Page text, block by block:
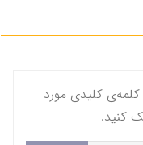
کلیدی مورد
کنید.